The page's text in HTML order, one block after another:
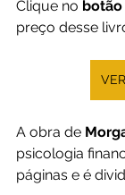
Clique no
preço desse
A obra de
psicologia
páginas e é